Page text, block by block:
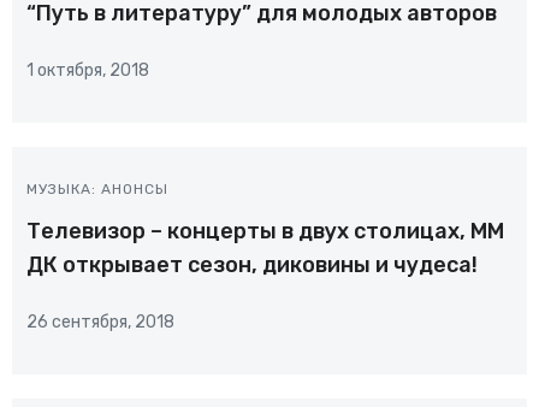
“Путь в литературу” для молодых авторов
1 октября, 2018
МУЗЫКА: АНОНСЫ
Телевизор – концерты в двух столицах, ММ
ДК открывает сезон, диковины и чудеса!
26 сентября, 2018